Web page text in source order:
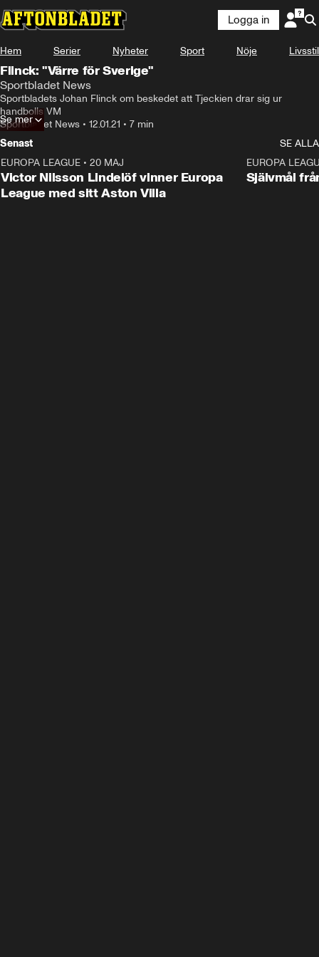
Logga in
Hem Serier Nyheter Sport Nöje Livsstil
Flinck: "Värre för Sverige"
Sportbladet News
Sportbladets Johan Flinck om beskedet att Tjeckien drar sig ur
handbolls VM
Sportbladet News • 12.01.21 • 7 min
Se mer
Senast
SE ALLA
EUROPA LEAGUE • 20 MAJ
Victor Nilsson Lindelöf vinner Europa
League med sitt Aston Villa
EUROPA
Självmål